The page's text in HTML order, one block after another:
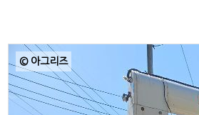
© 아그리즈